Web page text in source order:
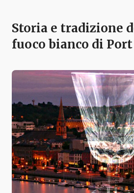
Storia e tradizione
fuoco bianco di